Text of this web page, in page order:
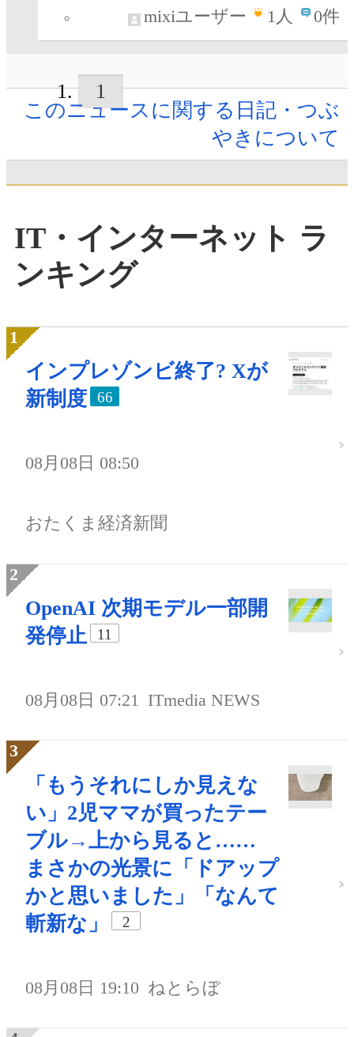
mixiユーザー
1人 0件
1
このニュースに関する日記・つぶ
やきについて
IT・インターネット ラ
ンキング
インプレゾンビ終了? Xが
新制度
66
08月08日 08:50
おたくま経済新聞
OpenAI 次期モデル一部開
発停止
11
08月08日 07:21 ITmedia NEWS
「もうそれにしか見えな
い」2児ママが買ったテー
ブル→上から見ると……
まさかの光景に「ドアップ
かと思いました」「なんて
斬新な」
2
08月08日 19:10 ねとらぼ